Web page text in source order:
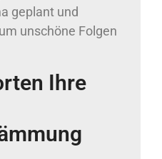
geplant und
unschöne Folgen
Ihre